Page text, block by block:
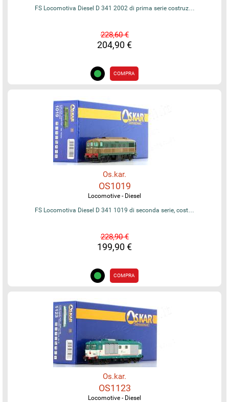
FS Locomotiva Diesel D 341 2002 di prima serie costruz…
228,60 €
204,90 €
COMPRA
Os.kar.
OS1019
Locomotive - Diesel
FS Locomotiva Diesel D 341 1019 di seconda serie, cost…
228,90 €
199,90 €
COMPRA
Os.kar.
OS1123
Locomotive - Diesel